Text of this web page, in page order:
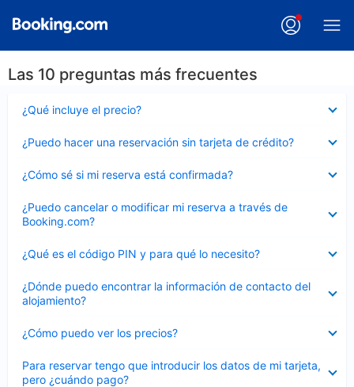
Las 10 preguntas más frecuentes
¿Qué incluye el precio?
cerrado
¿Puedo hacer una reservación sin tarjeta de crédito?
cerrado
¿Cómo sé si mi reserva está confirmada?
cerrado
¿Puedo cancelar o modificar mi reserva a través de
Booking.com?
cerrado
¿Qué es el código PIN y para qué lo necesito?
cerrado
¿Dónde puedo encontrar la información de contacto del
alojamiento?
cerrado
¿Cómo puedo ver los precios?
cerrado
Para reservar tengo que introducir los datos de mi tarjeta,
pero ¿cuándo pago?
cerrado